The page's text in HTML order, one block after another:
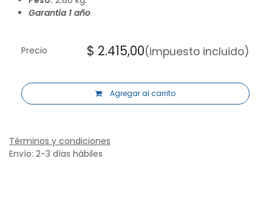
Garantía 1 año
Agregar al carrito
Precio $ 2.415,00(impuesto incluido)
Términos y condiciones
Envío: 2-3 días hábiles